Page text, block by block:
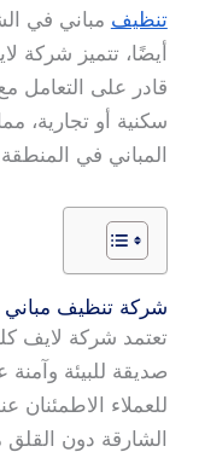
تنظيف مباني في
أيضًا، تتميز شركة
قادر على التعامل
سكنية أو تجارية،
المباني في
شركة تنظيف مباني
تعتمد شركة لايف
صديقة للبيئة
للعملاء
الشارقة دون